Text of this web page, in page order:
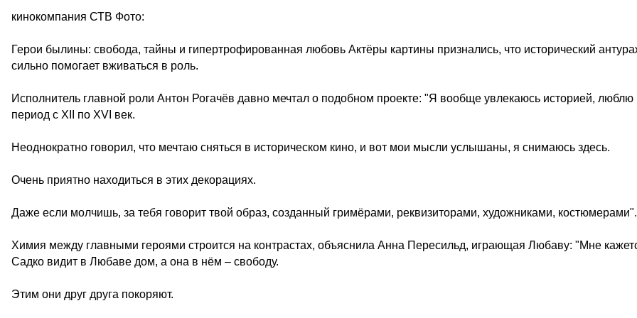
кинокомпания СТВ Фото:
Герои былины: свобода, тайны и гипертрофированная любовь Актёры картины признались, что исторический
сильно помогает вживаться в роль.
Исполнитель главной роли Антон Рогачёв давно мечтал о подобном проекте: "Я вообще увлекаюсь историей, люблю
период с XII по XVI век.
Неоднократно говорил, что мечтаю сняться в историческом кино, и вот мои мысли услышаны, я снимаюсь здесь.
Очень приятно находиться в этих декорациях.
Даже если молчишь, за тебя говорит твой образ, созданный гримёрами, реквизиторами, художниками, костюмерами".
Химия между главными героями строится на контрастах, объяснила Анна Пересильд, играющая Любаву: "Мне
Садко видит в Любаве дом, а она в нём – свободу.
Этим они друг друга покоряют.